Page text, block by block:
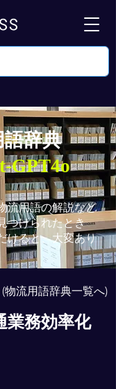
辞典
GPT4o
流用語の解説など
つけられたとき
けると、大変あり
物流用語辞典一覧へ)
業務効率化